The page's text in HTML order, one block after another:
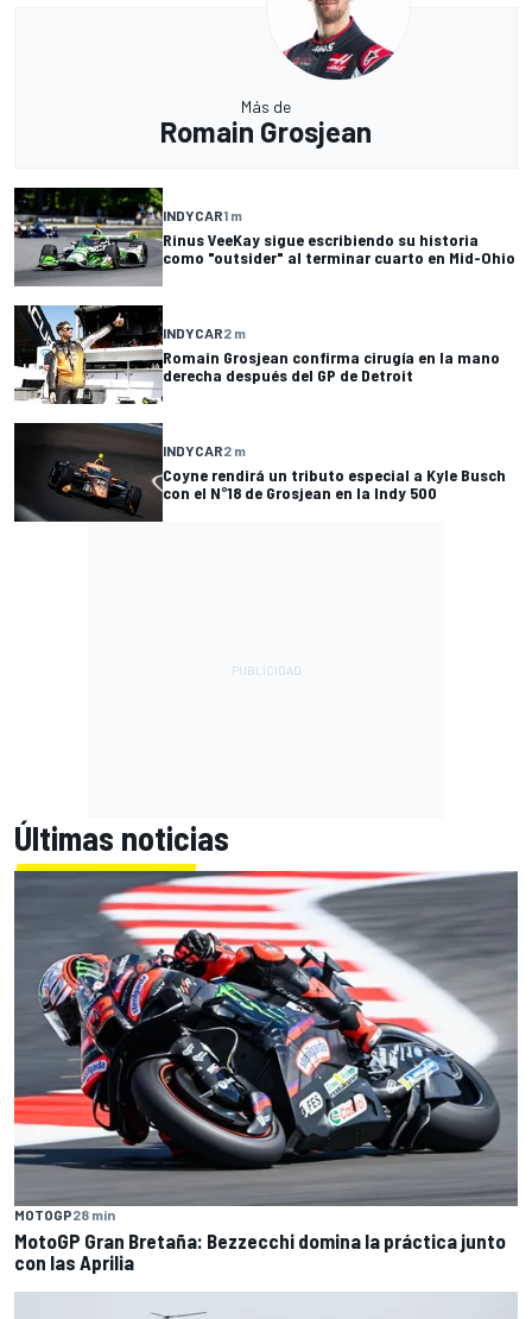
Más de
Romain Grosjean
INDYCAR1 m
Rinus VeeKay sigue escribiendo su historia
como "outsider" al terminar cuarto en Mid-Ohio
INDYCAR2 m
Romain Grosjean confirma cirugía en la mano
derecha después del GP de Detroit
INDYCAR2 m
Coyne rendirá un tributo especial a Kyle Busch
con el N°18 de Grosjean en la Indy 500
Últimas noticias
MOTOGP28 min
MotoGP Gran Bretaña: Bezzecchi domina la práctica junto
con las Aprilia